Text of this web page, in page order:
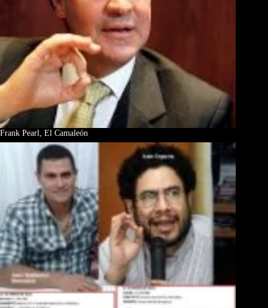
Frank Pearl, El Camaleón